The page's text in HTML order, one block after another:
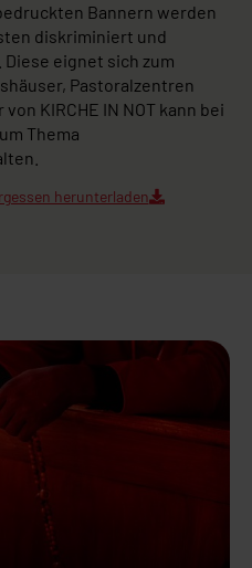
Bannern werden
diskriminiert und
eignet sich zum
Pastoralzentren
KIRCHE IN NOT kann bei
Thema
herunterladen